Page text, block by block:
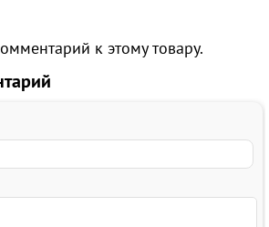
к этому товару.